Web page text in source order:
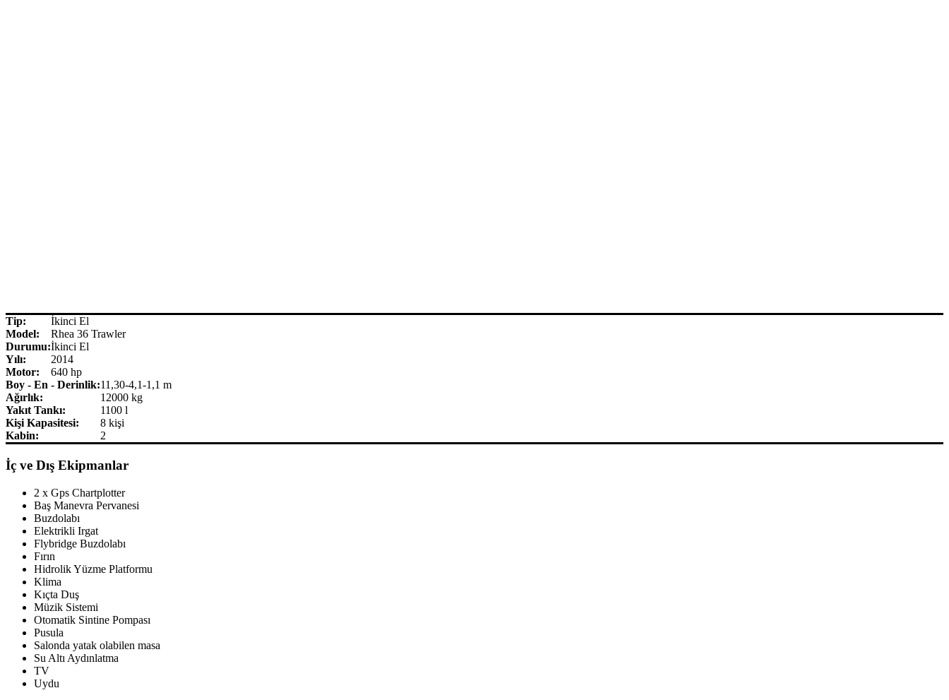
Tip:
İkinci El
Model:
Rhea 36 Trawler
Durumu:İkinci El
Yılı:
2014
Motor:
640 hp
Boy - En - Derinlik:11,30-4,1-1,1 m
Ağırlık:
12000 kg
Yakıt Tankı:
1100 l
Kişi Kapasitesi:
8 kişi
Kabin:
2
İç ve Dış Ekipmanlar
2 x Gps Chartplotter
Baş Manevra Pervanesi
Buzdolabı
Elektrikli Irgat
Flybridge Buzdolabı
Fırın
Hidrolik Yüzme Platformu
Klima
Kıçta Duş
Müzik Sistemi
Otomatik Sintine Pompası
Pusula
Salonda yatak olabilen masa
Su Altı Aydınlatma
TV
Uydu